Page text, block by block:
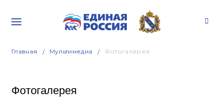
Главная Мультимедиа Фотогалерея
Фотогалерея